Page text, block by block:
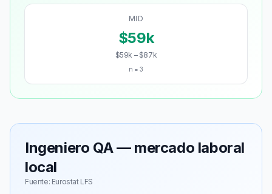
MID
$59k
$59k – $87k
n = 3
Ingeniero QA — mercado laboral
local
Fuente: Eurostat LFS